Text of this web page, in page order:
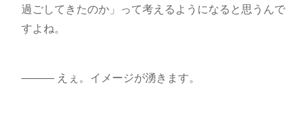
過ごしてきたのか」って考えるようになると思うんで
すよね。
――― えぇ。イメージが湧きます。